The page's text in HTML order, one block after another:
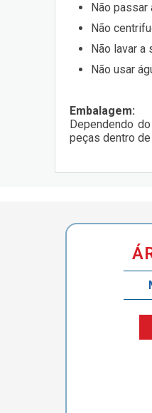
Não passar
Não
Não lavar a
Não usar
Embalagem:
Dependendo
peças dentro